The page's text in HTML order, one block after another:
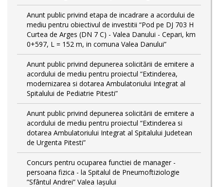
Anunt public privind etapa de incadrare a acordului de
mediu pentru obiectivul de investitii “Pod pe DJ 703 H
Curtea de Arges (DN 7 C) - Valea Danului - Cepari, km
0+597, L = 152 m, in comuna Valea Danului”
Anunt public privind depunerea solicitării de emitere a
acordului de mediu pentru proiectul “Extinderea,
modernizarea si dotarea Ambulatoriului Integrat al
Spitalului de Pediatrie Pitesti”
Anunt public privind depunerea solicitării de emitere a
acordului de mediu pentru proiectul “Extinderea si
dotarea Ambulatoriului Integrat al Spitalului Judetean
de Urgenta Pitesti”
Concurs pentru ocuparea functiei de manager -
persoana fizica - la Spitalul de Pneumoftiziologie
”Sfântul Andrei” Valea Iașului